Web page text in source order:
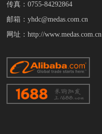
传真：0755-84292864
邮箱：yhdc@medas.com.cn
网址：http://www.medas.com.cn